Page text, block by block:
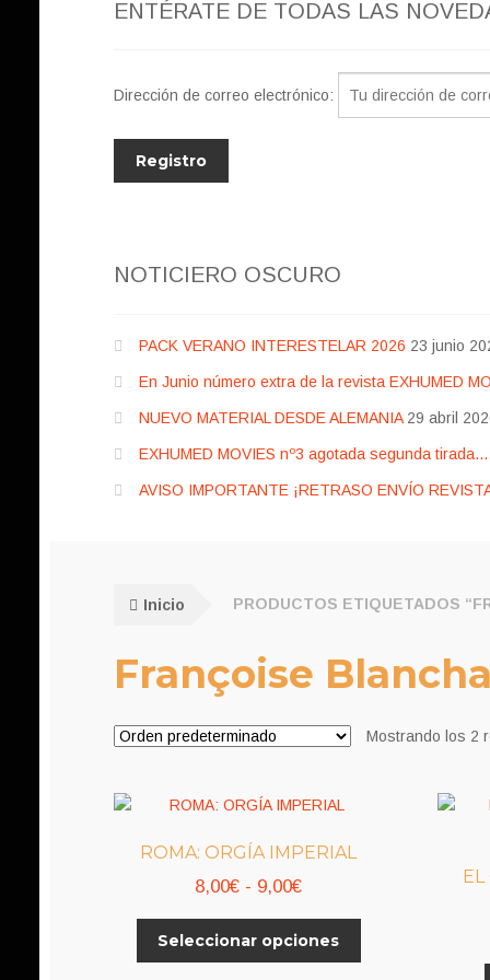
ENTÉRATE DE TODAS LAS
Dirección de correo electrónico:
NOTICIERO OSCURO
PACK VERANO INTERESTELAR 2026 23 junio
En Junio número extra de la revista EXHUMED
NUEVO MATERIAL DESDE ALEMANIA 29 abril
EXHUMED MOVIES nº3 agotada segunda
AVISO IMPORTANTE ¡RETRASO ENVÍO
Inicio PRODUCTOS ETIQUETADOS
Françoise
Mostrando los 2
ROMA: ORGÍA IMPERIAL
8,00€ - 9,00€Rango
de
precios:
Seleccionar opciones
EL